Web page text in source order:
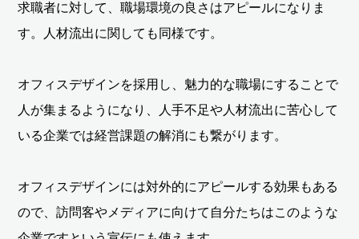
求職者に対して、職場環境の良さはアピールになりま
す。人材流出に関しても同様です。
オフィスデザインを採用し、魅力的な職場にすることで
人が集まるようになり、人手不足や人材流出に苦心して
いる企業では経営課題の解消にも繋がります。
オフィスデザインには対外的にアピールする効果もある
ので、訪問客やメディアに向けて自分たちはこのような